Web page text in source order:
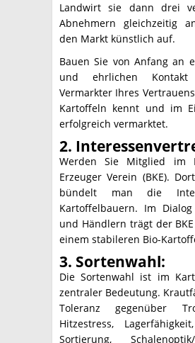
Landwirt sie dann drei
Abnehmern gleichzeitig
den Markt künstlich auf.
Bauen Sie von Anfang an
und ehrlichen
Vermarkter Ihres
Kartoffeln kennt und im
erfolgreich vermarktet.
2.
Werden Sie Mitglied im
Erzeuger Verein (BKE).
bündelt man die
Kartoffelbauern. Im
und Händlern trägt der
einem stabileren Bio-
3. Sortenwahl:
Die Sortenwahl ist im
zentraler Bedeutung.
Toleranz gegenüber
Hitzestress,
Sortierung, Schalenoptik/